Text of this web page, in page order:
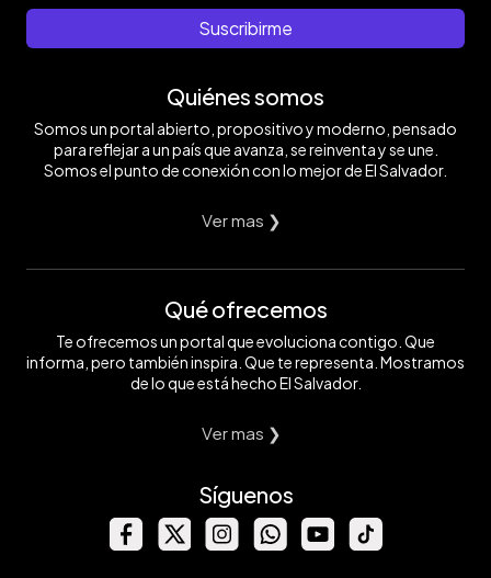
Suscribirme
Quiénes somos
Somos un portal abierto, propositivo y moderno, pensado
para reflejar a un país que avanza, se reinventa y se une.
Somos el punto de conexión con lo mejor de El Salvador.
Ver mas ❯
Qué ofrecemos
Te ofrecemos un portal que evoluciona contigo. Que
informa, pero también inspira. Que te representa. Mostramos
de lo que está hecho El Salvador.
Ver mas ❯
Síguenos